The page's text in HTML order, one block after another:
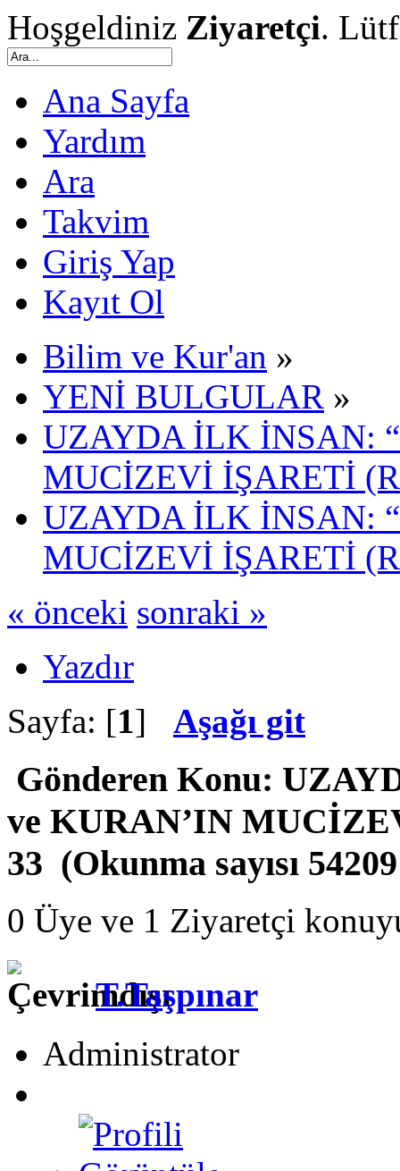
Hoşgeldiniz Ziyaretçi.
Ana Sayfa
Yardım
Ara
Takvim
Giriş Yap
Kayıt Ol
Bilim ve Kur'an »
YENİ BULGULAR »
UZAYDA İLK İNSAN:
MUCİZEVİ İŞARETİ
UZAYDA İLK İNSAN:
MUCİZEVİ İŞARETİ
« önceki sonraki »
Yazdır
Sayfa: [1] Aşağı git
Gönderen Konu:
ve KURAN’IN
33 (Okunma sayısı
0 Üye ve 1 Ziyaretçi
T.Taşpınar
Administrator